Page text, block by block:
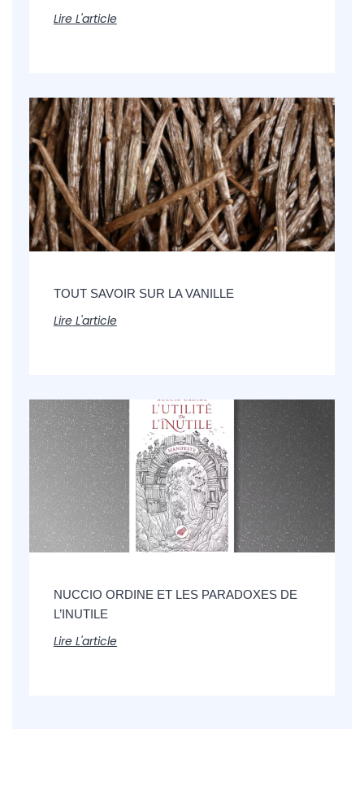
Lire L'article
TOUT SAVOIR SUR LA VANILLE
Lire L'article
NUCCIO ORDINE ET LES PARADOXES DE
L’INUTILE
Lire L'article